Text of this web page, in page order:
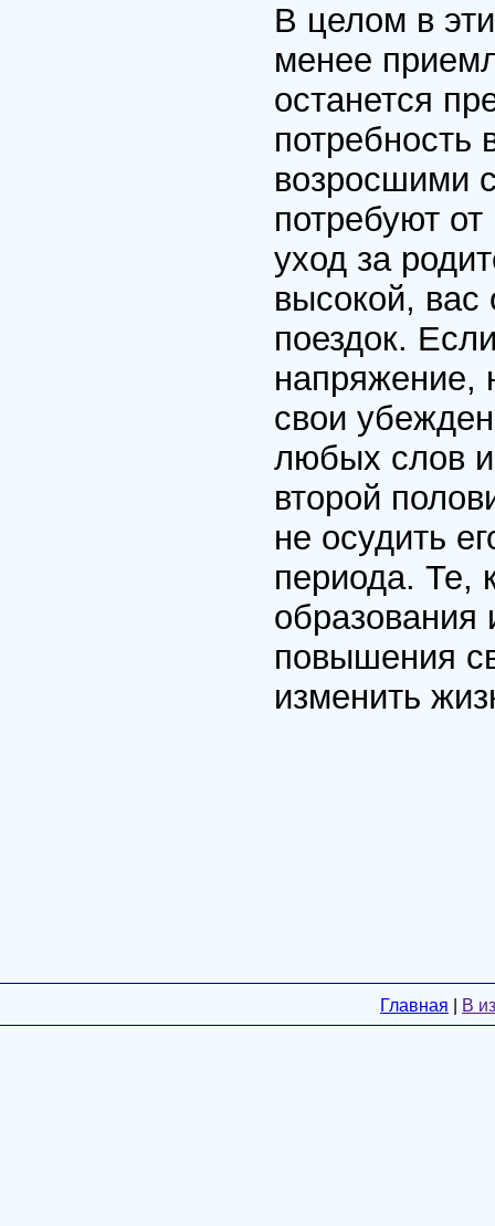
В целом в
менее
останется
потребность
возросшими
потребуют
уход за
высокой, вас
поездок.
напряжение,
свои
любых слов и
второй
не осудить
периода. Те,
образования
повышения
изменить
Главная В